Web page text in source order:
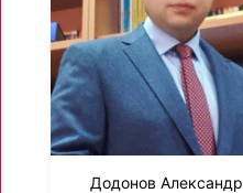
Додонов Александр